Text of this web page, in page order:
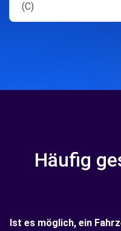
(C)
Häufig
Ist es möglich, ein